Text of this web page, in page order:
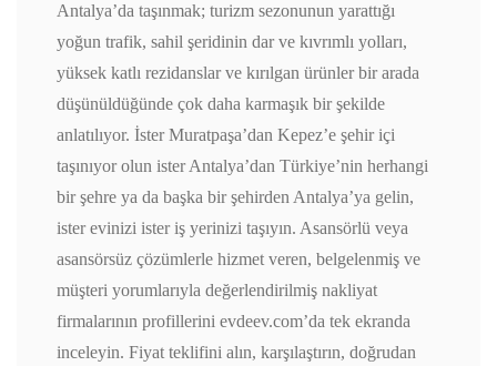
Antalya’da taşınmak; turizm sezonunun yarattığı
yoğun trafik, sahil şeridinin dar ve kıvrımlı yolları,
yüksek katlı rezidanslar ve kırılgan ürünler bir arada
düşünüldüğünde çok daha karmaşık bir şekilde
anlatılıyor. İster Muratpaşa’dan Kepez’e şehir içi
taşınıyor olun ister Antalya’dan Türkiye’nin herhangi
bir şehre ya da başka bir şehirden Antalya’ya gelin,
ister evinizi ister iş yerinizi taşıyın. Asansörlü veya
asansörsüz çözümlerle hizmet veren, belgelenmiş ve
müşteri yorumlarıyla değerlendirilmiş nakliyat
firmalarının profillerini evdeev.com’da tek ekranda
inceleyin. Fiyat teklifini alın, karşılaştırın, doğrudan